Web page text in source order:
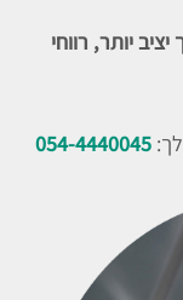
יותר, רווחי
054-4440045